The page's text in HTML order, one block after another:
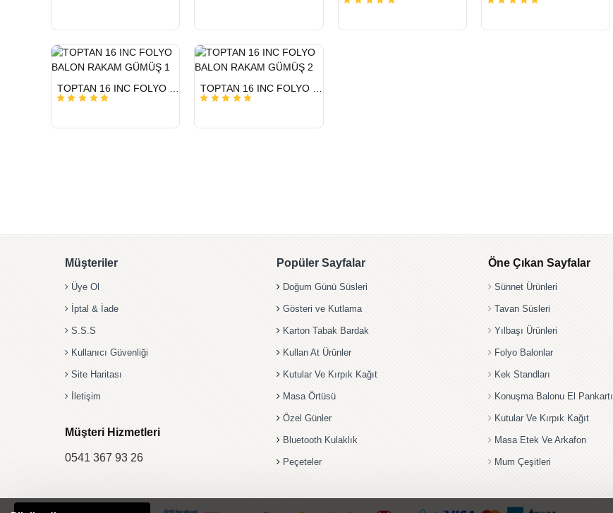
HIZLI
GÖNDERİ
TOPTAN 16 INC FOLYO BALON RAKAM GÜMÜŞ 1
HIZLI
GÖNDERİ
TOPTAN 16 INC FOLYO BALON RAKAM GÜMÜŞ 2
Müşteriler
Üye Ol
İptal & İade
S.S.S
Kullanıcı Güvenliği
Site Haritası
İletişim
Müşteri Hizmetleri
0541 367 93 26
Popüler Sayfalar
Doğum Günü Süsleri
Gösteri ve Kutlama
Karton Tabak Bardak
Kullan At Ürünler
Kutular Ve Kırpık Kağıt
Masa Örtüsü
Özel Günler
Bluetooth Kulaklık
Peçeteler
Öne Çıkan Sayfalar
Sünnet Ürünleri
Tavan Süsleri
Yılbaşı Ürünleri
Folyo Balonlar
Kek Standları
Konuşma Balonu El Pankartı
Kutular Ve Kırpık Kağıt
Masa Etek Ve Arkafon
Mum Çeşitleri